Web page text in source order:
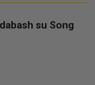
su Song